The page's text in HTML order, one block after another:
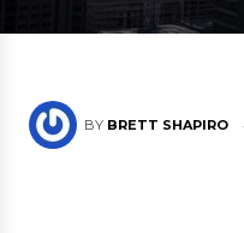
BY BRETT SHAPIRO